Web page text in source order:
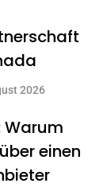
2026
Warum
einen